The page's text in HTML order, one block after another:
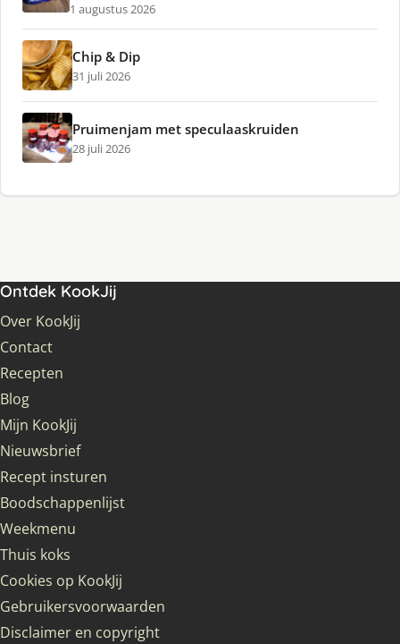
1 augustus 2026
Chip & Dip
31 juli 2026
Pruimenjam met speculaaskruiden
28 juli 2026
Ontdek KookJij
Over KookJij
Contact
Recepten
Blog
Mijn KookJij
Nieuwsbrief
Recept insturen
Boodschappenlijst
Weekmenu
Thuis koks
Cookies op KookJij
Gebruikersvoorwaarden
Disclaimer en copyright